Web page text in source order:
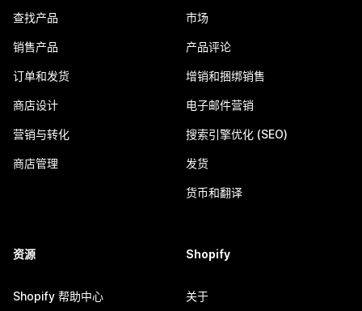
查找产品
销售产品
订单和发货
商店设计
营销与转化
商店管理
市场
产品评论
增销和捆绑销售
电子邮件营销
搜索引擎优化 (SEO)
发货
货币和翻译
资源
Shopify 帮助中心
Shopify
关于